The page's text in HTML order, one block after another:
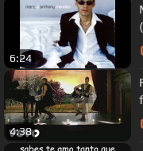
6:24
4:38